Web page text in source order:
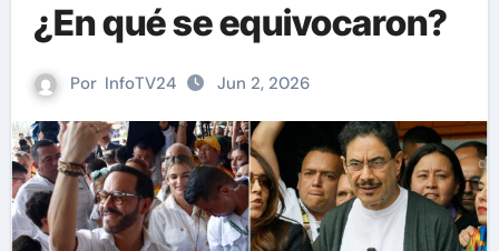
¿En qué se equivocaron?
Por InfoTV24 Jun 2, 2026